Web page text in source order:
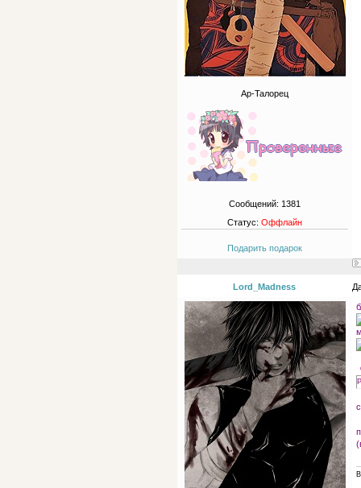
Ар-Талорец
Сообщений: 1381
Статус: Оффлайн
Подарить подарок
Lord_Madness